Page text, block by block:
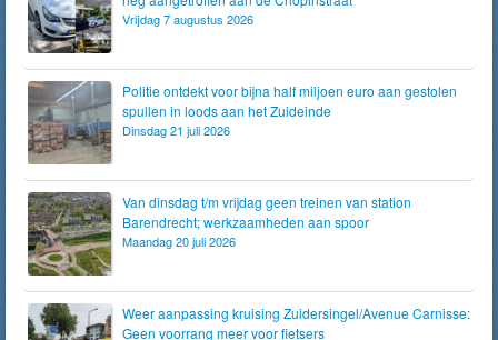
Vrijdag 7 augustus 2026
Politie ontdekt voor bijna half miljoen euro aan gestolen
spullen in loods aan het Zuideinde
Dinsdag 21 juli 2026
Van dinsdag t/m vrijdag geen treinen van station
Barendrecht; werkzaamheden aan spoor
Maandag 20 juli 2026
Weer aanpassing kruising Zuidersingel/Avenue Carnisse:
Geen voorrang meer voor fietsers